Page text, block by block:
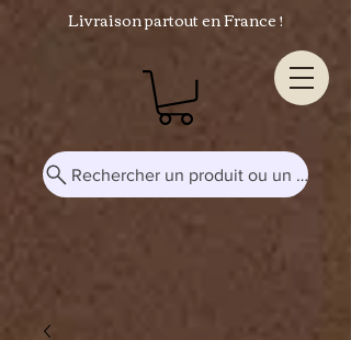
Livraison partout en France !
Rechercher un produit ou un mot-